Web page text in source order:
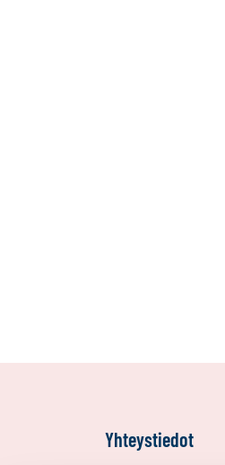
Yhteystiedot